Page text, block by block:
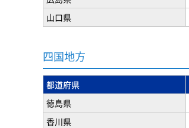
山口県
四国地方
都道府県
徳島県
香川県